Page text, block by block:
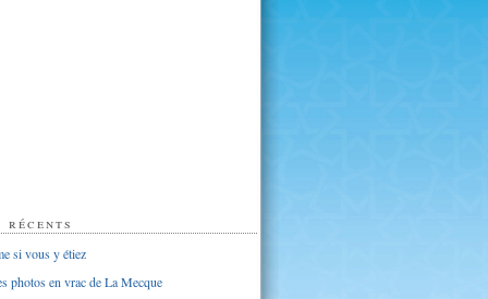
si vous y étiez
photos en vrac de La Mecque